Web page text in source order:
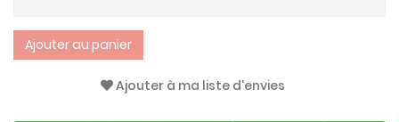
Ajouter au panier
Ajouter à ma liste d'envies